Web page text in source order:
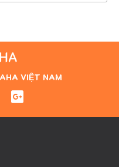
VIỆT NAM